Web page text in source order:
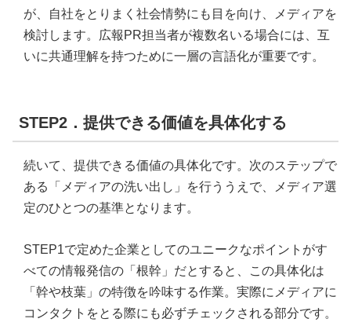
が、自社をとりまく社会情勢にも目を向け、メディアを
検討します。広報PR担当者が複数名いる場合には、互
いに共通理解を持つために一層の言語化が重要です。
STEP2．提供できる価値を具体化する
続いて、提供できる価値の具体化です。次のステップで
ある「メディアの洗い出し」を行ううえで、メディア選
定のひとつの基準となります。
STEP1で定めた企業としてのユニークなポイントがす
べての情報発信の「根幹」だとすると、この具体化は
「幹や枝葉」の特徴を吟味する作業。実際にメディアに
コンタクトをとる際にも必ずチェックされる部分です。